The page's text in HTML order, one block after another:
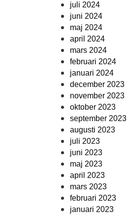
juli 2024
juni 2024
maj 2024
april 2024
mars 2024
februari 2024
januari 2024
december 2023
november 2023
oktober 2023
september 2023
augusti 2023
juli 2023
juni 2023
maj 2023
april 2023
mars 2023
februari 2023
januari 2023